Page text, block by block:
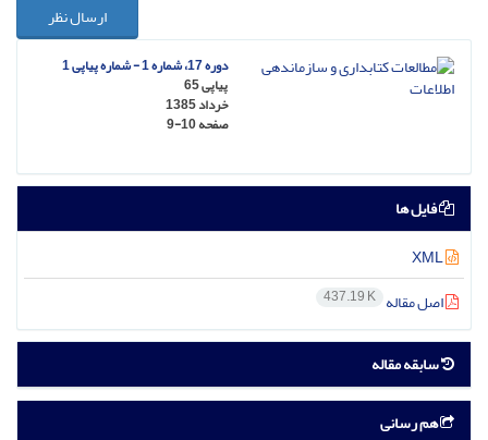
ارسال نظر
دوره 17، شماره 1 - شماره پیاپی 1
پیاپی 65
خرداد 1385
صفحه9-10
فایل ها
اصل مقاله 437.19 K
سابقه مقاله
هم رسانی